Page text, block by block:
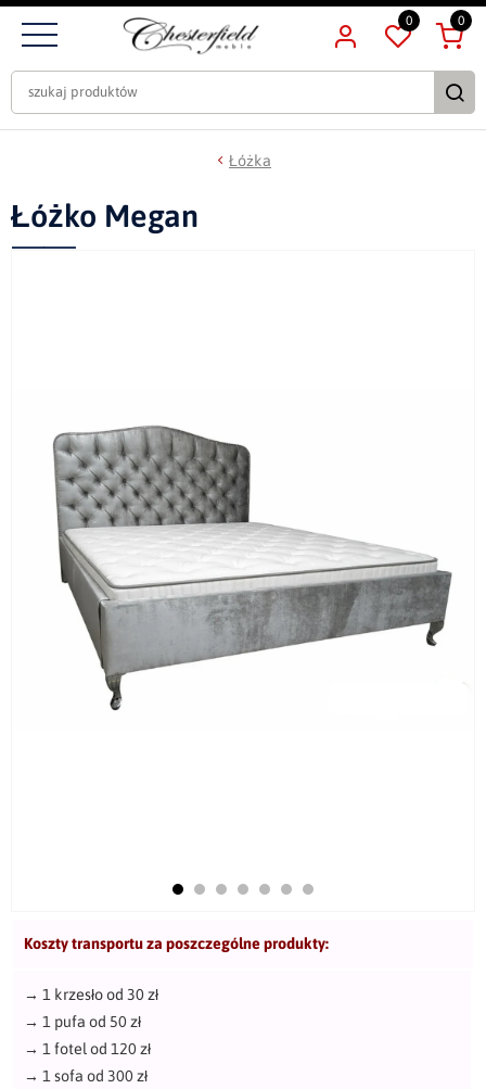
0 0
Łóżka
Łóżko Megan
Koszty transportu za poszczególne produkty:
→ 1 krzesło od 30 zł
→ 1 pufa od 50 zł
→ 1 fotel od 120 zł
→ 1 sofa od 300 zł